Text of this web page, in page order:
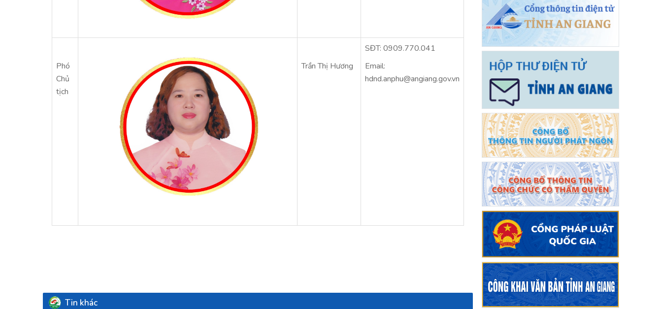
Phó
Chủ
tịch
Trần Thị Hương
SĐT: 0909.770.041
Email:
hdnd.anphu@angiang.gov.vn
Tin khác